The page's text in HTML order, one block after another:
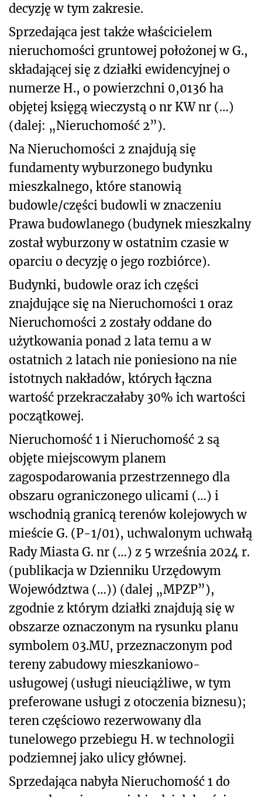
decyzję w tym zakresie.
Sprzedająca jest także właścicielem
nieruchomości gruntowej położonej w G.,
składającej się z działki ewidencyjnej o
numerze H., o powierzchni 0,0136 ha
objętej księgą wieczystą o nr KW nr (…)
(dalej: „Nieruchomość 2”).
Na Nieruchomości 2 znajdują się
fundamenty wyburzonego budynku
mieszkalnego, które stanowią
budowle/części budowli w znaczeniu
Prawa budowlanego (budynek mieszkalny
został wyburzony w ostatnim czasie w
oparciu o decyzję o jego rozbiórce).
Budynki, budowle oraz ich części
znajdujące się na Nieruchomości 1 oraz
Nieruchomości 2 zostały oddane do
użytkowania ponad 2 lata temu a w
ostatnich 2 latach nie poniesiono na nie
istotnych nakładów, których łączna
wartość przekraczałaby 30% ich wartości
początkowej.
Nieruchomość 1 i Nieruchomość 2 są
objęte miejscowym planem
zagospodarowania przestrzennego dla
obszaru ograniczonego ulicami (…) i
wschodnią granicą terenów kolejowych w
mieście G. (P-1/01), uchwalonym uchwałą
Rady Miasta G. nr (…) z 5 września 2024 r.
(publikacja w Dzienniku Urzędowym
Województwa (…)) (dalej „MPZP”),
zgodnie z którym działki znajdują się w
obszarze oznaczonym na rysunku planu
symbolem 03.MU, przeznaczonym pod
tereny zabudowy mieszkaniowo-
usługowej (usługi nieuciążliwe, w tym
preferowane usługi z otoczenia biznesu);
teren częściowo rezerwowany dla
tunelowego przebiegu H. w technologii
podziemnej jako ulicy głównej.
Sprzedająca nabyła Nieruchomość 1 do